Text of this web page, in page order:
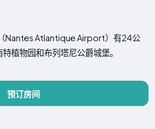
Nantes Atlantique Airport）有24公
植物园和布列塔尼公爵城堡。
预订房间